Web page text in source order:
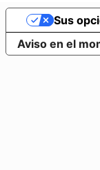
Aviso en el
Sus